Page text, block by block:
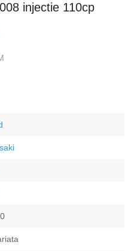
injectie 110cp